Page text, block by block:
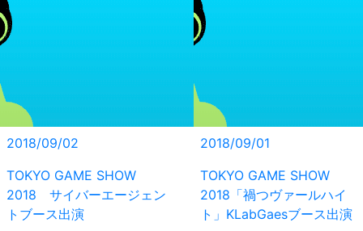
2018/09/02
TOKYO GAME SHOW
2018 サイバーエージェン
トブース出演
2018/09/01
TOKYO GAME SHOW
2018「禍つヴァールハイ
ト」KLabGaesブース出演